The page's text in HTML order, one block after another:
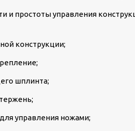
и простоты управления
конструкции;
шплинта;
управления ножами;